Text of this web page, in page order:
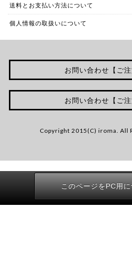
送料とお支払い方法について
個人情報の取扱いについて
お問い合わせ【ご注
お問い合わせ【ご注
Copyright 2015(C) iroma. All
このページをPC用に